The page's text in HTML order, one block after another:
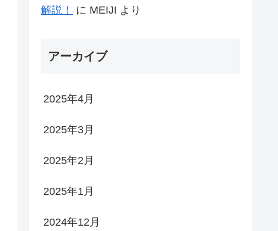
解説！
に MEIJI より
アーカイブ
2025年4月
2025年3月
2025年2月
2025年1月
2024年12月